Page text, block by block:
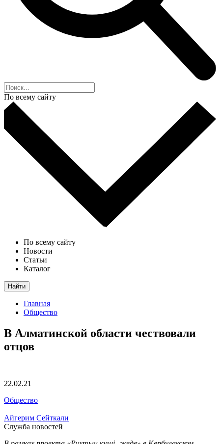
По всему сайту
По всему сайту
Новости
Статьи
Каталог
Найти
Главная
Общество
В Алматинской области чествовали
отцов
22.02.21
Общество
Айгерим Сейткали
Служба новостей